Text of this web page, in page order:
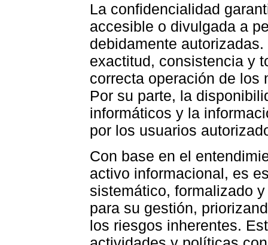
La confidencialidad
accesible o divulgada a
debidamente
exactitud, consistencia y
correcta operación de los
Por su parte, la
informáticos y la
por los usuarios
Con base en el
activo informacional, es
sistemático, formalizado
para su gestión,
los riesgos inherentes.